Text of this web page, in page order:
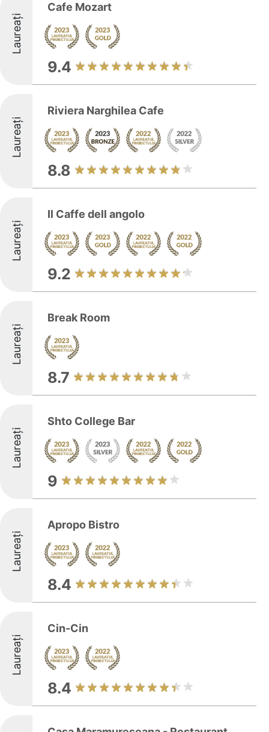
Laureați
Cafe Mozart
9.4
Laureați
Riviera Narghilea Cafe
8.8
Laureați
Il Caffe dell angolo
9.2
Laureați
Break Room
8.7
Laureați
Shto College Bar
9
Laureați
Apropo Bistro
8.4
Laureați
Cin-Cin
8.4